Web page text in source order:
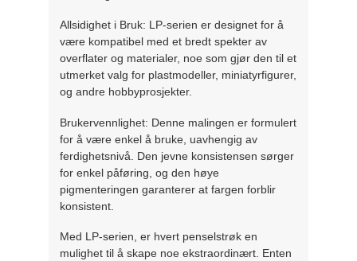
Allsidighet i Bruk: LP-serien er designet for å
være kompatibel med et bredt spekter av
overflater og materialer, noe som gjør den til et
utmerket valg for plastmodeller, miniatyrfigurer,
og andre hobbyprosjekter.
Brukervennlighet: Denne malingen er formulert
for å være enkel å bruke, uavhengig av
ferdighetsnivå. Den jevne konsistensen sørger
for enkel påføring, og den høye
pigmenteringen garanterer at fargen forblir
konsistent.
Med LP-serien, er hvert penselstrøk en
mulighet til å skape noe ekstraordinært. Enten